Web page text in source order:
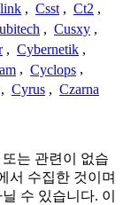
, Csst , Ct2 ,
, Cusxy ,
, Cybernetik ,
, Cyclops ,
, Cyrus , Czarna
또는 관련이 없습
서 수집한 것이며
수 있습니다. 이